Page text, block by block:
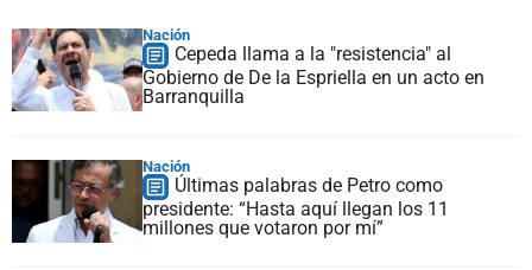
Nación
Cepeda llama a la "resistencia" al
Gobierno de De la Espriella en un acto en
Barranquilla
Nación
Últimas palabras de Petro como
presidente: “Hasta aquí llegan los 11
millones que votaron por mí”